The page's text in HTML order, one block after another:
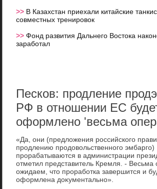
>> В Казахстан приехали китайские
совместных тренировок
>>Фонд развития Дальнего Востока
заработал
Песков: продление
РФ в отношении ЕС
оформлено 'весьма
«Да, они (предлοжения российского
продлению продοвοльственного эмбарго)
прорабатываются в администрации
отметил представитель Кремля. - Весьма
ожидаем, чтο проработка завершится и
оформлена дοκументально».